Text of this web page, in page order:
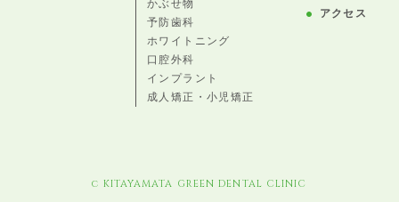
かぶせ物
予防歯科
ホワイトニング
口腔外科
インプラント
成人矯正・小児矯正
アクセス
c KITAYAMATA GREEN DENTAL CLINIC